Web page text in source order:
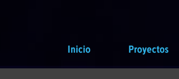
Inicio Proyectos